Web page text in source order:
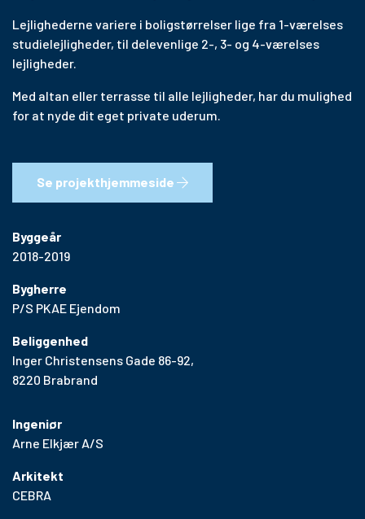
Lejlighederne variere i boligstørrelser lige fra 1-værelses
studielejligheder, til delevenlige 2-, 3- og 4-værelses
lejligheder.
Med altan eller terrasse til alle lejligheder, har du mulighed
for at nyde dit eget private uderum.
Se projekthjemmeside
Byggeår
2018-2019
Bygherre
P/S PKAE Ejendom
Beliggenhed
Inger Christensens Gade 86-92,
8220 Brabrand
Ingeniør
Arne Elkjær A/S
Arkitekt
CEBRA